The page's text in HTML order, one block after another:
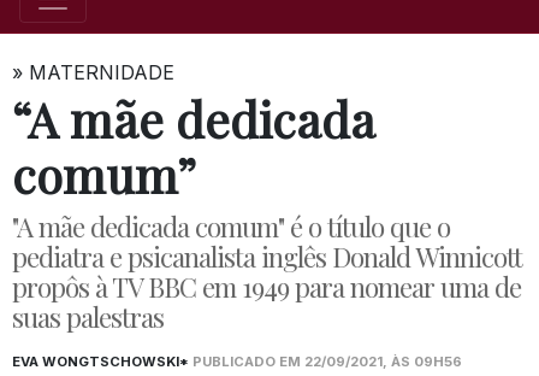
» MATERNIDADE
“A mãe dedicada
comum”
"A mãe dedicada comum" é o título que o
pediatra e psicanalista inglês Donald Winnicott
propôs à TV BBC em 1949 para nomear uma de
suas palestras
EVA WONGTSCHOWSKI* PUBLICADO EM 22/09/2021, ÀS 09H56